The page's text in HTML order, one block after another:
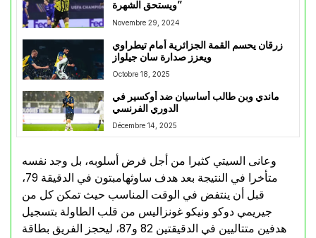
ويستحق الشهرة”
Novembre 29, 2024
زرقان يحسم القمة الجزائرية أمام تيطراوي
ويعزز صدارة سان جيلواز
Octobre 18, 2025
ماندي وبن طالب أساسيان ضد أوكسير في
الدوري الفرنسي
Décembre 14, 2025
وعانى السيتي كثيرا من أجل فرض أسلوبه، بل وجد نفسه
متأخرا في النتيجة بعد هدف ساوثهامبتون في الدقيقة 79،
قبل أن ينتفض في الوقت المناسب حيث تمكن كل من
جيريمي دوكو ونيكو غونزاليس من قلب الطاولة بتسجيل
هدفين متتاليين في الدقيقتين 82 و87، ليحجز الفريق بطاقة